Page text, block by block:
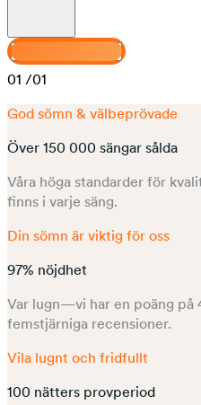
01 /01
God sömn & välbeprövade
Över 150 000 sängar sålda
Våra höga standarder för
finns i varje säng.
Din sömn är viktig för oss
97% nöjdhet
Var lugn—vi har en poäng på
femstjärniga recensioner.
Vila lugnt och fridfullt
100 nätters provperiod